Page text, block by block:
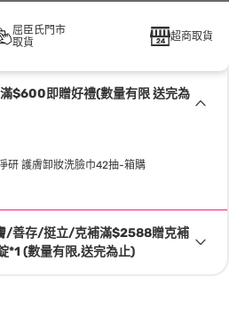
屈臣氏門市
取貨
超商取貨
$600即贈好禮(數量有限 送完為
研 護膚卸妝洗臉巾42抽-箱購
/善存/挺立/克補滿$2588贈克補
*1 (數量有限,送完為止)